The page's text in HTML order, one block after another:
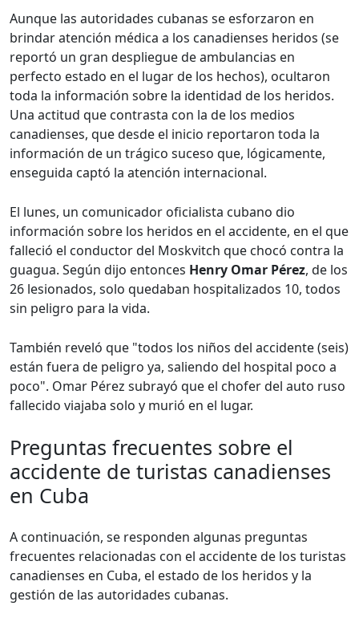
Aunque las autoridades cubanas se esforzaron en
brindar atención médica a los canadienses heridos (se
reportó un gran despliegue de ambulancias en
perfecto estado en el lugar de los hechos), ocultaron
toda la información sobre la identidad de los heridos.
Una actitud que contrasta con la de los medios
canadienses, que desde el inicio reportaron toda la
información de un trágico suceso que, lógicamente,
enseguida captó la atención internacional.
El lunes, un comunicador oficialista cubano dio
información sobre los heridos en el accidente, en el que
falleció el conductor del Moskvitch que chocó contra la
guagua. Según dijo entonces Henry Omar Pérez, de los
26 lesionados, solo quedaban hospitalizados 10, todos
sin peligro para la vida.
También reveló que "todos los niños del accidente (seis)
están fuera de peligro ya, saliendo del hospital poco a
poco". Omar Pérez subrayó que el chofer del auto ruso
fallecido viajaba solo y murió en el lugar.
Preguntas frecuentes sobre el
accidente de turistas canadienses
en Cuba
A continuación, se responden algunas preguntas
frecuentes relacionadas con el accidente de los turistas
canadienses en Cuba, el estado de los heridos y la
gestión de las autoridades cubanas.